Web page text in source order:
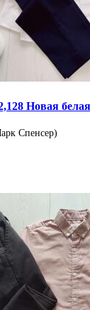
Новая
Спенсер)